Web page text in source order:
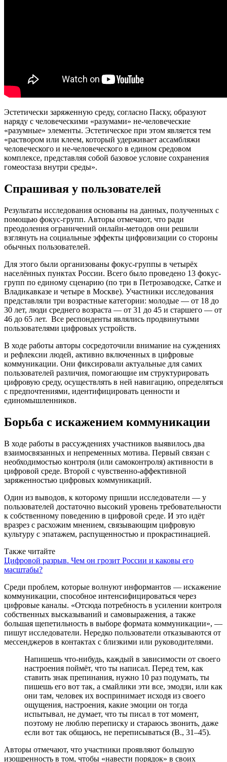
Эстетически заряженную среду, согласно Паску, образуют
наряду с человеческими «разумами» не-человеческие
«разумные» элементы. Эстетическое при этом является тем
«раствором или клеем, который удерживает ассамбляжи
человеческого и не-человеческого в едином средовом
комплексе, представляя собой базовое условие сохранения
гомеостаза внутри среды».
Спрашивая у пользователей
Результаты исследования основаны на данных, полученных с
помощью фокус-групп. Авторы отмечают, что ради
преодоления ограничений онлайн-методов они решили
взглянуть на социальные эффекты цифровизации со стороны
обычных пользователей.
Для этого были организованы фокус-группы в четырёх
населённых пунктах России. Всего было проведено 13 фокус-
групп по единому сценарию (по три в Петрозаводске, Сатке и
Владикавказе и четыре в Москве). Участники исследования
представляли три возрастные категории: молодые — от 18 до
30 лет, люди среднего возраста — от 31 до 45 и старшего — от
46 до 65 лет. Все респонденты являлись продвинутыми
пользователями цифровых устройств.
В ходе работы авторы сосредоточили внимание на суждениях
и рефлексии людей, активно включенных в цифровые
коммуникации. Они фиксировали актуальные для самих
пользователей различия, помогающие им структурировать
цифровую среду, осуществлять в ней навигацию, определяться
с предпочтениями, идентифицировать ценности и
единомышленников.
Борьба с искажением коммуникации
В ходе работы в рассуждениях участников выявилось два
взаимосвязанных и непременных мотива. Первый связан с
необходимостью контроля (или самоконтроля) активности в
цифровой среде. Второй с чувственно-аффективной
заряженностью цифровых коммуникаций.
Один из выводов, к которому пришли исследователи — у
пользователей достаточно высокий уровень требовательности
к собственному поведению в цифровой среде. И это идёт
вразрез с расхожим мнением, связывающим цифровую
культуру с эпатажем, распущенностью и прокрастинацией.
Также читайте
Цифровой разрыв. Чем он грозит России и каковы его
масштабы?
Среди проблем, которые волнуют информантов — искажение
коммуникации, способное интенсифицироваться через
цифровые каналы. «Отсюда потребность в усилении контроля
собственных высказываний и самовыражения, а также
большая щепетильность в выборе формата коммуникации», —
пишут исследователи. Нередко пользователи отказываются от
мессенджеров в контактах с близкими или руководителями.
Напишешь что-нибудь, каждый в зависимости от своего
настроения поймёт, что ты написал. Перед тем, как
ставить знак препинания, нужно 10 раз подумать, ты
пишешь его вот так, а смайлики эти все, эмодзи, или как
они там, человек их воспринимает исходя из своего
ощущения, настроения, какие эмоции он тогда
испытывал, не думает, что ты писал в тот момент,
поэтому не люблю переписку и стараюсь звонить, даже
если вот так общаюсь, не переписываться (В., 31–45).
Авторы отмечают, что участники проявляют большую
изощренность в том, чтобы «навести порядок» в своих